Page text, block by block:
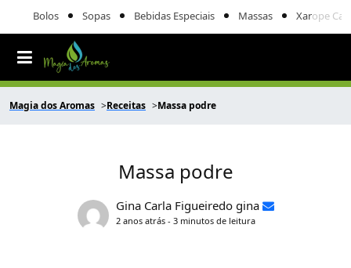
Bolos Sopas Bebidas Especiais Massas Xarope
Magia dos Aromas Receitas Massa podre
Massa podre
Gina Carla Figueiredo gina
2 anos atrás - 3 minutos de leitura